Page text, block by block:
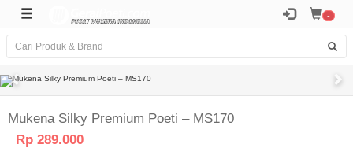
-
Mukena Silky Premium Poeti – MS170
Rp 289.000